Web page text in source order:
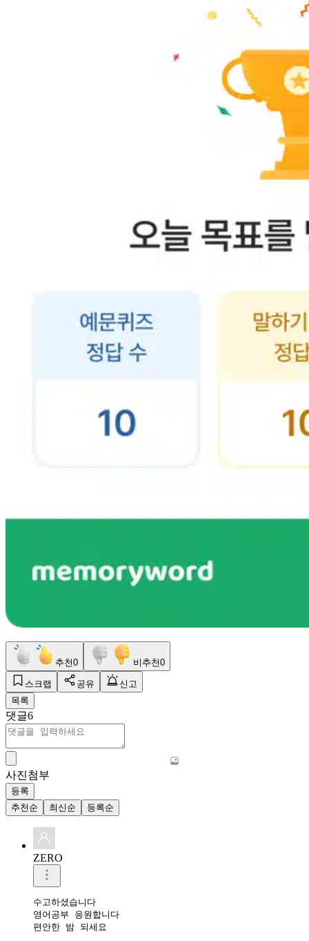
추천0 비추천0
스크랩 공유
신고
목록
댓글6
사진첨부
등록
추천순
최신순 등록순
ZERO
수고하셨습니다
영어공부 응원합니다
편안한 밤 되세요